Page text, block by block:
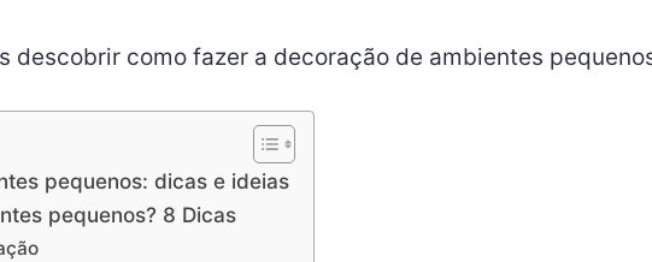
descobrir como fazer a decoração de ambientes
pequenos: dicas e ideias
pequenos? 8 Dicas